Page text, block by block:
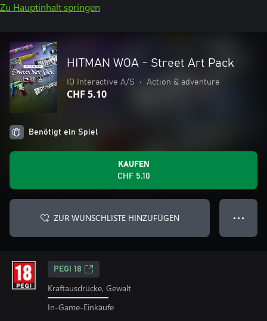
Zu Hauptinhalt springen
HITMAN WOA - Street Art Pack
IO Interactive A/S • Action & adventure
CHF 5.10
Benötigt ein Spiel
KAUFEN
CHF 5.10
ZUR WUNSCHLISTE HINZUFÜGEN ● ● ●
PEGI 18
Kraftausdrücke, Gewalt
In-Game-Einkäufe